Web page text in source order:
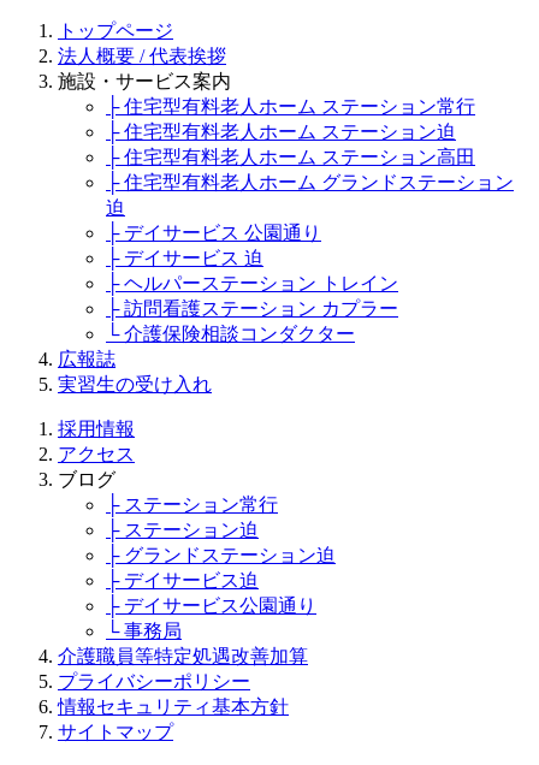
トップページ
法人概要 / 代表挨拶
施設・サービス案内
├ 住宅型有料老人ホーム ステーション常行
├ 住宅型有料老人ホーム ステーション迫
├ 住宅型有料老人ホーム ステーション高田
├ 住宅型有料老人ホーム グランドステーション
迫
├ デイサービス 公園通り
├ デイサービス 迫
├ ヘルパーステーション トレイン
├ 訪問看護ステーション カプラー
└ 介護保険相談コンダクター
広報誌
実習生の受け入れ
採用情報
アクセス
ブログ
├ ステーション常行
├ ステーション迫
├ グランドステーション迫
├ デイサービス迫
├ デイサービス公園通り
└ 事務局
介護職員等特定処遇改善加算
プライバシーポリシー
情報セキュリティ基本方針
サイトマップ